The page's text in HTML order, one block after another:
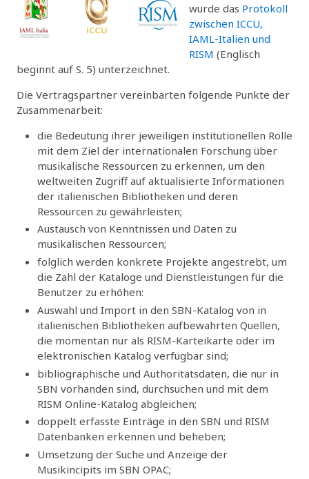
wurde das Protokoll
zwischen ICCU,
IAML-Italien und
RISM (Englisch
beginnt auf S. 5) unterzeichnet.
Die Vertragspartner vereinbarten folgende Punkte der
Zusammenarbeit:
die Bedeutung ihrer jeweiligen institutionellen Rolle
mit dem Ziel der internationalen Forschung über
musikalische Ressourcen zu erkennen, um den
weltweiten Zugriff auf aktualisierte Informationen
der italienischen Bibliotheken und deren
Ressourcen zu gewährleisten;
Austausch von Kenntnissen und Daten zu
musikalischen Ressourcen;
folglich werden konkrete Projekte angestrebt, um
die Zahl der Kataloge und Dienstleistungen für die
Benutzer zu erhöhen:
Auswahl und Import in den SBN-Katalog von in
italienischen Bibliotheken aufbewahrten Quellen,
die momentan nur als RISM-Karteikarte oder im
elektronischen Katalog verfügbar sind;
bibliographische und Authoritätsdaten, die nur in
SBN vorhanden sind, durchsuchen und mit dem
RISM Online-Katalog abgleichen;
doppelt erfasste Einträge in den SBN und RISM
Datenbanken erkennen und beheben;
Umsetzung der Suche und Anzeige der
Musikincipits im SBN OPAC;